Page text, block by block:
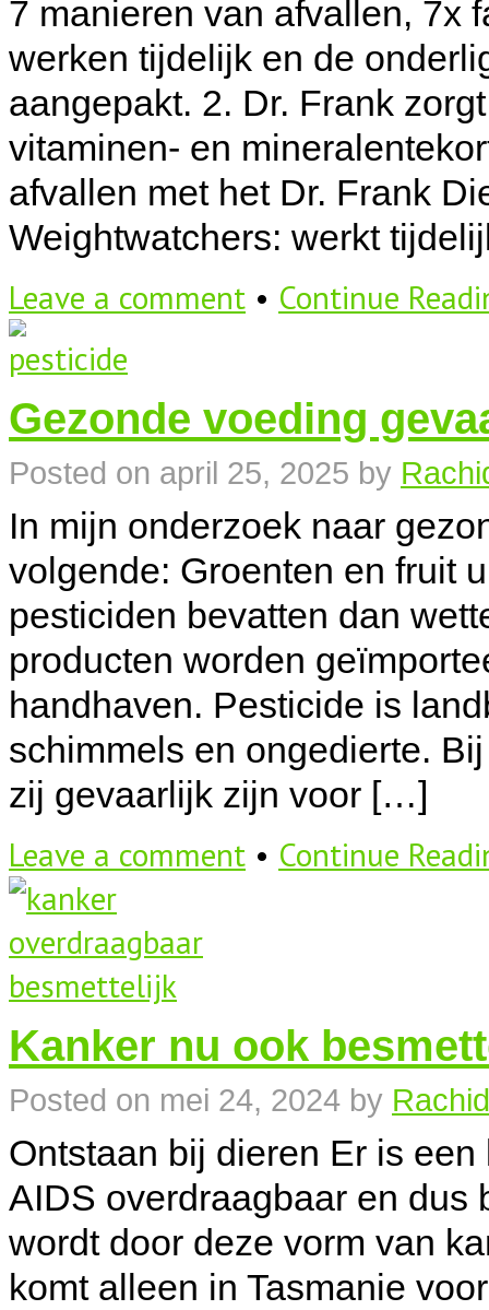
7 manieren van afvallen, 7x
werken tijdelijk en de
aangepakt. 2. Dr. Frank
vitaminen- en
afvallen met het Dr. Frank
Weightwatchers: werkt
Leave a comment • Continue
Gezonde voeding
Posted on april 25, 2025 by
In mijn onderzoek naar
volgende: Groenten en fruit
pesticiden bevatten dan
producten worden
handhaven. Pesticide is
schimmels en ongedierte.
zij gevaarlijk zijn voor […]
Leave a comment • Continue
Kanker nu ook
Posted on mei 24, 2024 by
Ontstaan bij dieren Er is
AIDS overdraagbaar en dus
wordt door deze vorm van
komt alleen in Tasmanie